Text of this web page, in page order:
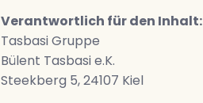
Verantwortlich für den Inhalt:
Tasbasi Gruppe
Bülent Tasbasi e.K.
Steekberg 5, 24107 Kiel